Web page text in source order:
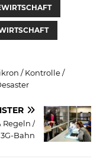
/ Kontrolle /
Regeln /
3G-Bahn